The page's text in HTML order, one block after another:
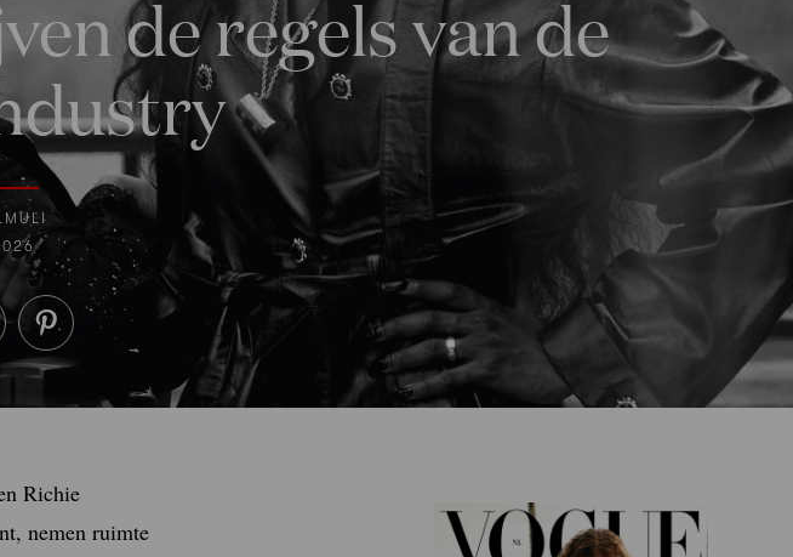
de regels van de
Richie
nemen ruimte